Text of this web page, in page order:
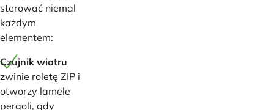
sterować niemal
każdym
elementem:
Czujnik wiatru
zwinie roletę ZIP i
otworzy lamele
pergoli, gdy